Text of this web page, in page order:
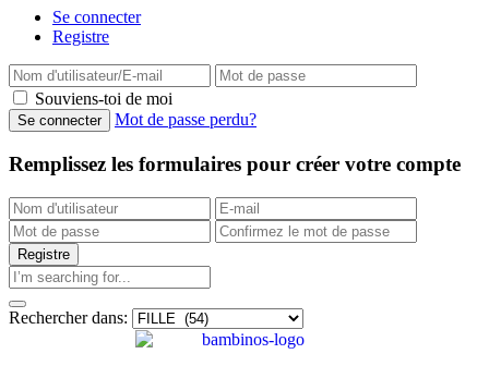
Se connecter
Registre
Souviens-toi de moi
Mot de passe perdu?
Remplissez les formulaires pour créer votre compte
Rechercher dans: